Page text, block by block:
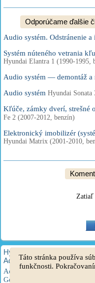
Odporúčame ďalšie
Audio systém. Odstránenie a
Systém núteného vetrania
Hyundai Elantra 1 (1990-1995,
Audio systém — demontáž a
Audio systém Hyundai Sonata
Kľúče, zámky dverí, strešné
Fe 2 (2007-2012, benzín)
Elektronický imobilizér
Hyundai Matrix (2001-2010,
Zatiaľ
HyundaiBook.ru © 2018-2026
Administrácia·
Accent 1·Accent 2·Accent
Getz
Táto stránka používa
funkčnosti.